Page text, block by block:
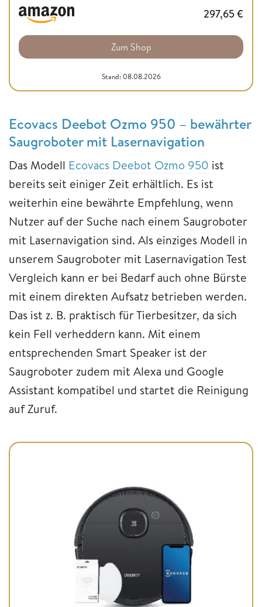
297,65€
Zum Shop
Stand: 08.08.2026
Ecovacs Deebot Ozmo 950 – bewährter
Saugroboter mit Lasernavigation
Das Modell Ecovacs Deebot Ozmo 950 ist
bereits seit einiger Zeit erhältlich. Es ist
weiterhin eine bewährte Empfehlung, wenn
Nutzer auf der Suche nach einem Saugroboter
mit Lasernavigation sind. Als einziges Modell in
unserem Saugroboter mit Lasernavigation Test
Vergleich kann er bei Bedarf auch ohne Bürste
mit einem direkten Aufsatz betrieben werden.
Das ist z. B. praktisch für Tierbesitzer, da sich
kein Fell verheddern kann. Mit einem
entsprechenden Smart Speaker ist der
Saugroboter zudem mit Alexa und Google
Assistant kompatibel und startet die Reinigung
auf Zuruf.